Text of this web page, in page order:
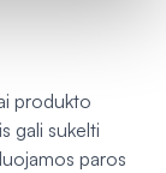
produkto
gali sukelti
paros